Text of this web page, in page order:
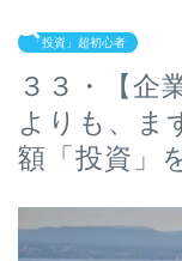
「投資」超初心者
３３・【企
よりも、ま
額「投資」